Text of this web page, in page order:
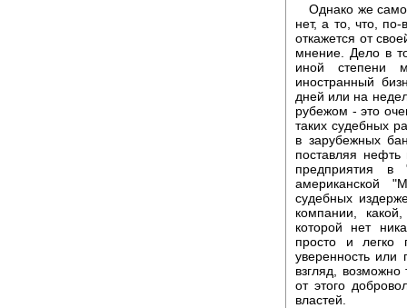
Однако же
нет, а то, что,
откажется от
мнение. Дело в
иной степени
иностранный
дней или на
рубежом - это
таких судебных
в зарубежных
поставляя
предприятия в
американской
судебных
компании,
которой нет
просто и легко
уверенность или
взгляд, возможно
от этого
властей.